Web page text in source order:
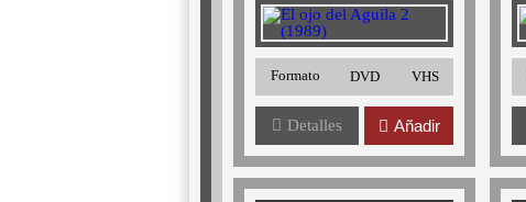
Formato DVD VHS
Detalles Añadir